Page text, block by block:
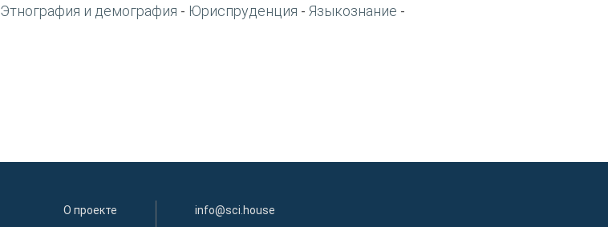
Этнография и демография - Юриспруденция - Языкознание -
О проекте info@sci.house